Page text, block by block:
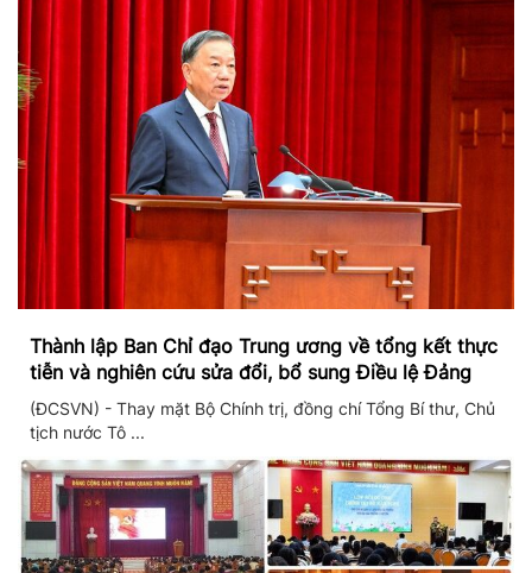
Thành lập Ban Chỉ đạo Trung ương về tổng kết thực
tiễn và nghiên cứu sửa đổi, bổ sung Điều lệ Đảng
(ĐCSVN) - Thay mặt Bộ Chính trị, đồng chí Tổng Bí thư, Chủ
tịch nước Tô ...